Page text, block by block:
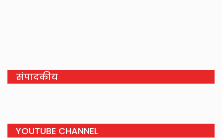
संपादकीय
YOUTUBE CHANNEL